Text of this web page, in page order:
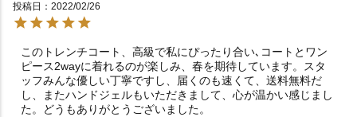
投稿日
2022/02/26
このトレンチコート、高級で私にぴったり合い､コートとワン
ピース2wayに着れるのが楽しみ、春を期待しています。スタ
ッフみんな優しい丁寧ですし、届くのも速くて、送料無料だ
し、またハンドジェルもいただきまして、心が温かい感じまし
た。どうもありがとうございました。